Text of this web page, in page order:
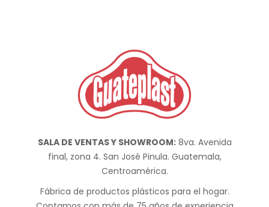
SALA DE VENTAS Y SHOWROOM:8va. Avenida
final, zona 4. San José Pinula. Guatemala,
Centroamérica.
Fábrica de productos plásticos para el hogar.